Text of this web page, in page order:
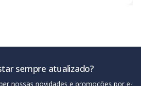
sempre atualizado?
nossas novidades e promoções por e-